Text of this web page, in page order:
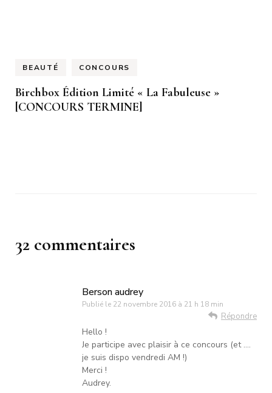
BEAUTÉ CONCOURS
Birchbox Édition Limité « La Fabuleuse »
[CONCOURS TERMINE]
32 commentaires
Berson audrey
Publié le 22 novembre 2016 à 21 h 18 min
Répondre
Hello !
Je participe avec plaisir à ce concours (et ….
je suis dispo vendredi AM !)
Merci !
Audrey.